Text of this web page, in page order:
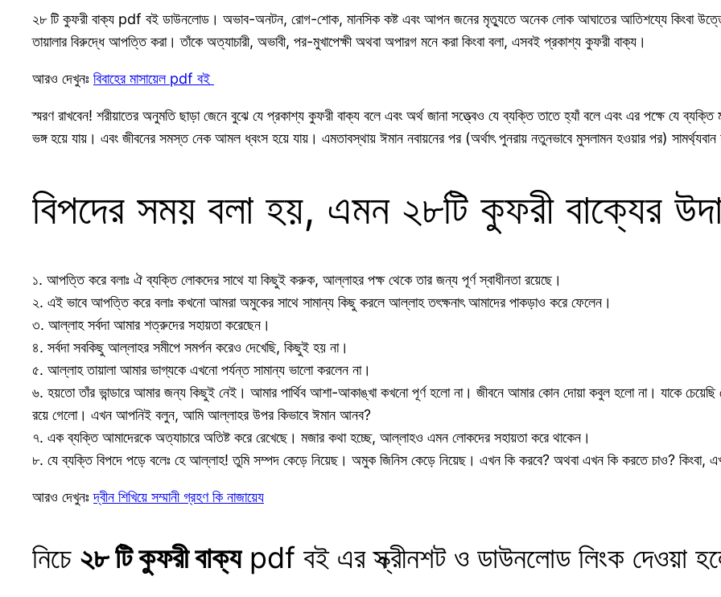
২৮ টি কুফরী বাক্য pdf বই ডাউনলোড। অভাব-অনটন, রোগ-শোক, মানসিক কষ্ট এবং আপন জনের মৃত্যুতে অনেক লোক আঘাতের আতিশয্যে কিংবা
তায়ালার বিরুদ্ধে আপত্তি করা। তাঁকে অত্যাচারী, অভাবী, পর-মুখাপেক্ষী অথবা অপারগ মনে করা কিংবা বলা, এসবই প্রকাশ্য কুফরী বাক্য।
আরও দেখুনঃ বিবাহের মাসায়েল pdf বই
স্মরণ রাখবেন! শরীয়াতের অনুমতি ছাড়া জেনে বুঝে যে প্রকাশ্য কুফরী বাক্য বলে এবং অর্থ জানা সত্ত্বেও যে ব্যক্তি তাতে হ্যাঁ বলে এবং এর পক্ষে যে
ভঙ্গ হয়ে যায়। এবং জীবনের সমস্ত নেক আমল ধ্বংস হয়ে যায়। এমতাবস্থায় ঈমান নবায়নের পর (অর্থাৎ পুনরায় নতুনভাবে মুসলামন হওয়ার পর)
বিপদের সময় বলা হয়, এমন ২৮টি কুফরী বাক্যের
১. আপত্তি করে বলাঃ ঐ ব্যক্তি লোকদের সাথে যা কিছুই করুক, আল্লাহর পক্ষ থেকে তার জন্য পূর্ণ স্বাধীনতা রয়েছে।
২. এই ভাবে আপত্তি করে বলাঃ কখনো আমরা অমুকের সাথে সামান্য কিছু করলে আল্লাহ তৎক্ষনাৎ আমাদের পাকড়াও করে ফেলেন।
৩. আল্লাহ সর্বদা আমার শত্রুদের সহায়তা করেছেন।
৪. সর্বদা সবকিছু আল্লাহর সমীপে সমর্পন করেও দেখেছি, কিছুই হয় না।
৫. আল্লাহ তায়ালা আমার ভাগ্যকে এখনো পর্যন্ত সামান্য ভালো করলেন না।
৬. হয়তো তাঁর ভান্ডারে আমার জন্য কিছুই নেই। আমার পার্থিব আশা-আকাঙ্খা কখনো পূর্ণ হলো না। জীবনে আমার কোন দোয়া কবুল হলো না। যাকে
রয়ে গেলো। এখন আপনিই বলুন, আমি আল্লাহর উপর কিভাবে ঈমান আনব?
৭. এক ব্যক্তি আমাদেরকে অত্যাচারে অতিষ্ট করে রেখেছে। মজার কথা হচ্ছে, আল্লাহও এমন লোকদের সহায়তা করে থাকেন।
৮. যে ব্যক্তি বিপদে পড়ে বলেঃ হে আল্লাহ! তুমি সম্পদ কেড়ে নিয়েছ। অমুক জিনিস কেড়ে নিয়েছ। এখন কি করবে? অথবা এখন কি করতে চাও? কিংবা,
আরও দেখুনঃদ্বীন শিখিয়ে সম্মানী গ্রহণ কি নাজায়েয
নিচে ২৮ টি কুফরী বাক্যpdf বই এর স্ক্রীনশট ও ডাউনলোড লিংক দেওয়া